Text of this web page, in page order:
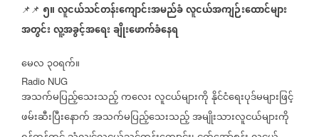
📌📌 ၅။လူငယ်သင်တန်းကျောင်းအမည်ခံလူငယ်အကျဉ်းထောင်များ
အတွင်းလူ့အခွင့်အရေးချိုးဖောက်ခံနေရ
မေလ ၃၀ရက်။
Radio NUG
အသက်မပြည့်သေးသည့်ကလေးလူငယ်များကိုနိုင်ငံရေးပုဒ်မများဖြင့်
ဖမ်းဆီးပြီးနောက်အသက်မပြည့်သေးသည့်အမျိုးသားလူငယ်များကို